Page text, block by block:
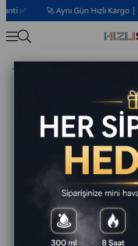
✅ 🚀 Aynı Gün Hızlı Kargo |